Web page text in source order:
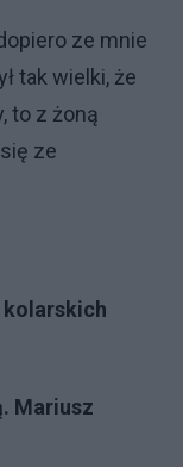
ze mnie
tak wielki, że
to z żoną
ze
kolarskich
Mariusz